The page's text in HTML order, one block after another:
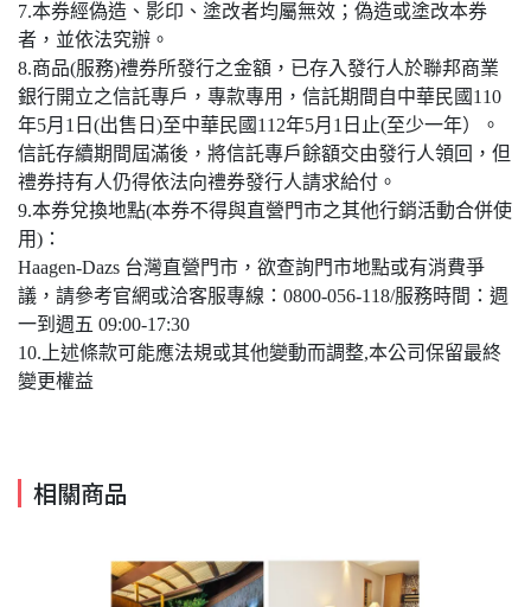
7.本券經偽造、影印、塗改者均屬無效；偽造或塗改本券
者，並依法究辦。
8.商品(服務)禮券所發行之金額，已存入發行人於聯邦商業
銀行開立之信託專戶，專款專用，信託期間自中華民國110
年5月1日(出售日)至中華民國112年5月1日止(至少一年）。
信託存續期間屆滿後，將信託專戶餘額交由發行人領回，但
禮券持有人仍得依法向禮券發行人請求給付。
9.本券兌換地點(本券不得與直營門市之其他行銷活動合併使
用)：
Haagen-Dazs 台灣直營門市，欲查詢門市地點或有消費爭
議，請參考官網或洽客服專線：0800-056-118/服務時間：週
一到週五 09:00-17:30
10.上述條款可能應法規或其他變動而調整,本公司保留最終
變更權益
相關商品